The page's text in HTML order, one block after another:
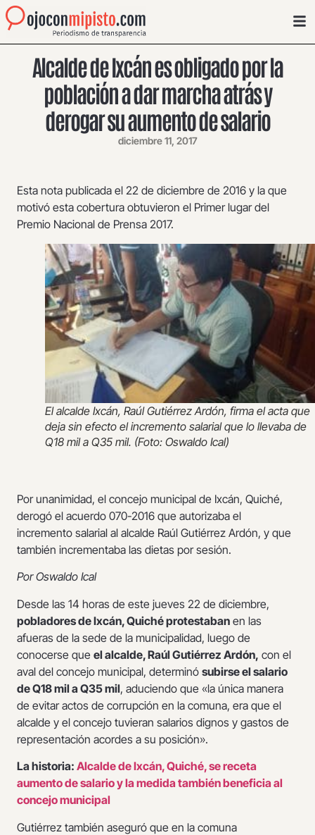
Alcalde de Ixcán es obligado por la
población a dar marcha atrás y
derogar su aumento de salario
diciembre 11, 2017
Esta nota publicada el 22 de diciembre de 2016 y la que
motivó esta cobertura obtuvieron el Primer lugar del
Premio Nacional de Prensa 2017.
El alcalde Ixcán, Raúl Gutiérrez Ardón, firma el acta que
deja sin efecto el incremento salarial que lo llevaba de
Q18 mil a Q35 mil. (Foto: Oswaldo Ical)
Por unanimidad, el concejo municipal de Ixcán, Quiché,
derogó el acuerdo 070-2016 que autorizaba el
incremento salarial al alcalde Raúl Gutiérrez Ardón, y que
también incrementaba las dietas por sesión.
Por Oswaldo Ical
Desde las 14 horas de este jueves 22 de diciembre,
pobladores de Ixcán, Quiché protestaban en las
afueras de la sede de la municipalidad, luego de
conocerse que el alcalde, Raúl Gutiérrez Ardón, con el
aval del concejo municipal, determinó subirse el salario
de Q18 mil a Q35 mil, aduciendo que «la única manera
de evitar actos de corrupción en la comuna, era que el
alcalde y el concejo tuvieran salarios dignos y gastos de
representación acordes a su posición».
La historia: Alcalde de Ixcán, Quiché, se receta
aumento de salario y la medida también beneficia al
concejo municipal
Gutiérrez también aseguró que en la comuna